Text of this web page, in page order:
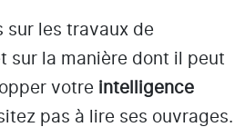
sur les travaux de
sur la manière dont il peut
votre intelligence
pas à lire ses ouvrages.